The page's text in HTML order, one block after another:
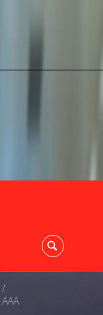
/